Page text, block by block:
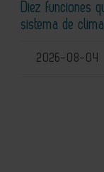
Diez funciones
sistema de
2026-08-04